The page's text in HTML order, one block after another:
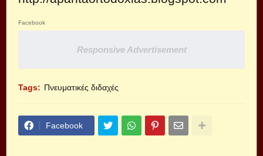
Facebook
Responsive Advertisement
Tags: Πνευματικές διδαχές
Facebook